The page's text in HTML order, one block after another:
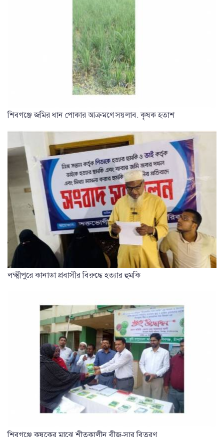
শিবগঞ্জে জমির ধান পোকার আক্রমণে সয়লাব. কৃষক হতাশ
লক্ষ্মীপুরে কানাডা প্রবাসীর বিরুদ্ধে হত্যার হুমকি